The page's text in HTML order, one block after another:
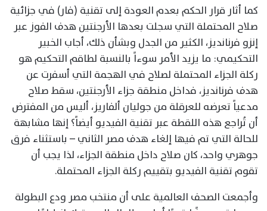
كما أثار قرار الحكم بعدم العودة إلى تقنية (فار) في جزائية
صلاح المحتملة التي سجلت بعدها الأرجنتين هدف الفوز عبر
إنزو فرنانديز، الكثير من الجدل وبشأن ذلك، أجاب الخبير
التحكيمي: ما يزيد الأمر سوءاً بالنسبة لطاقم التحكيم هو
ركلة الجزاء المحتملة لصلاح في الهجمة التي أسفرت عن
هدف فرنانديز، فداخل منطقة جزاء الأرجنتين، سقط صلاح
مدعياً تعرضه للعرقلة من جوليان ألفاريز، أليس من المفترض
أن تُراجع هذه اللقطة عبر تقنية الفيديو أيضاً؟ إنها مشابهة
للحالة التي تم فيها إلغاء هدف مصر الثاني – باستثناء فرق
جوهري واحد، كان صلاح داخل منطقة الجزاء، لذا يجب أن
تقوم تقنية الفيديو بتقييم ركلة الجزاء المحتملة.
وأجمعت الصحف العالمية على أن منتخب مصر ودع البطولة